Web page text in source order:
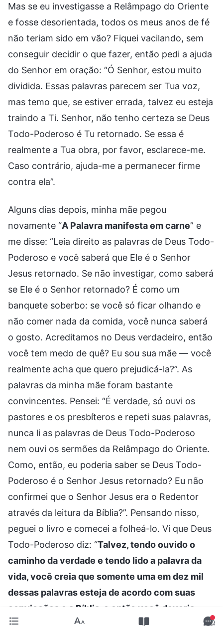
Mas se eu investigasse a Relâmpago do Oriente
e fosse desorientada, todos os meus anos de fé
não teriam sido em vão? Fiquei vacilando, sem
conseguir decidir o que fazer, então pedi a ajuda
do Senhor em oração: “Ó Senhor, estou muito
dividida. Essas palavras parecem ser Tua voz,
mas temo que, se estiver errada, talvez eu esteja
traindo a Ti. Senhor, não tenho certeza se Deus
Todo-Poderoso é Tu retornado. Se essa é
realmente a Tua obra, por favor, esclarece-me.
Caso contrário, ajuda-me a permanecer firme
contra ela”.
Alguns dias depois, minha mãe pegou
novamente “A Palavra manifesta em carne” e
me disse: “Leia direito as palavras de Deus Todo-
Poderoso e você saberá que Ele é o Senhor
Jesus retornado. Se não investigar, como saberá
se Ele é o Senhor retornado? É como um
banquete soberbo: se você só ficar olhando e
não comer nada da comida, você nunca saberá
o gosto. Acreditamos no Deus verdadeiro, então
você tem medo de quê? Eu sou sua mãe — você
realmente acha que quero prejudicá-la?”. As
palavras da minha mãe foram bastante
convincentes. Pensei: “É verdade, só ouvi os
pastores e os presbíteros e repeti suas palavras,
nunca li as palavras de Deus Todo-Poderoso
nem ouvi os sermões da Relâmpago do Oriente.
Como, então, eu poderia saber se Deus Todo-
Poderoso é o Senhor Jesus retornado? Eu não
confirmei que o Senhor Jesus era o Redentor
através da leitura da Bíblia?”. Pensando nisso,
peguei o livro e comecei a folheá-lo. Vi que Deus
Todo-Poderoso diz: “Talvez, tendo ouvido o
caminho da verdade e tendo lido a palavra da
vida, você creia que somente uma em dez mil
dessas palavras esteja de acordo com suas
convicções e a Bíblia, e então você deveria
continuar a buscar naquele décimo de milésimo